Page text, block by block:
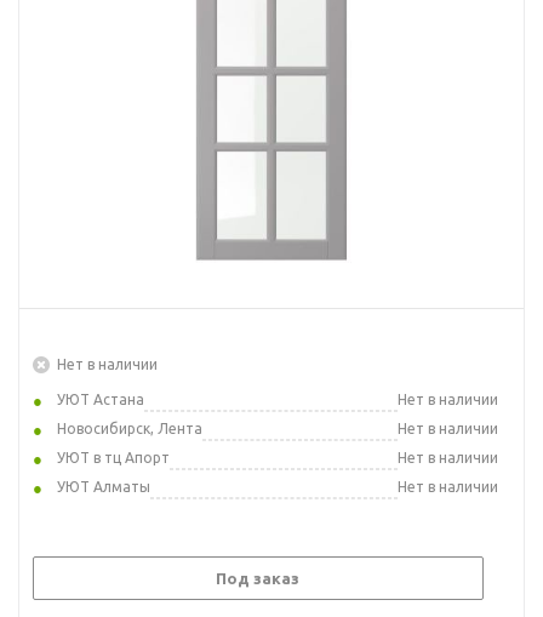
Нет в наличии
УЮТ Астана
Нет в наличии
Новосибирск, Лента
Нет в наличии
УЮТ в тц Апорт
Нет в наличии
УЮТ Алматы
Нет в наличии
Под заказ